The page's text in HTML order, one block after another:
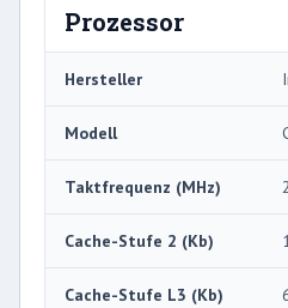
Prozessor
Hersteller
Modell
Taktfrequenz (MHz)
Cache-Stufe 2 (Kb)
Cache-Stufe L3 (Kb)